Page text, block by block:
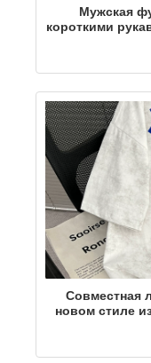
Мужская
короткими
топ, мужская
Совместная
новом стиле
рукавами и
футболка